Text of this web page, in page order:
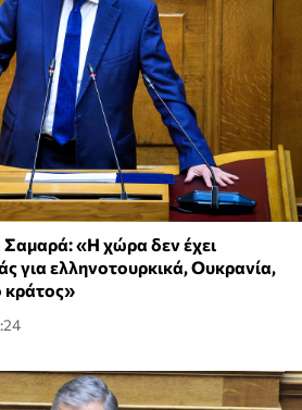
Σαμαρά: «Η χώρα δεν έχει
για ελληνοτουρκικά, Ουκρανία,
κράτος»